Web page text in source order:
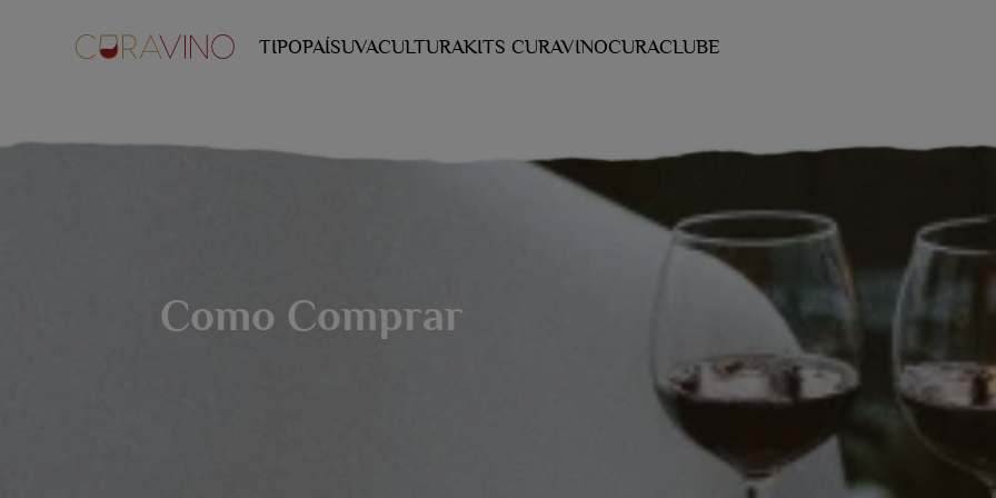
TIPOPAÍSUVACULTURAKITS CURAVINOCURACLUBE
Como Comprar